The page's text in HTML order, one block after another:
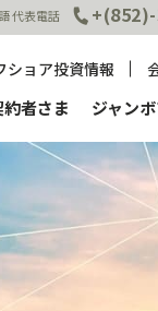
代表電話
ショア投資情報
保険
保険
約者さま
マイペ
ご利用方
ジャン